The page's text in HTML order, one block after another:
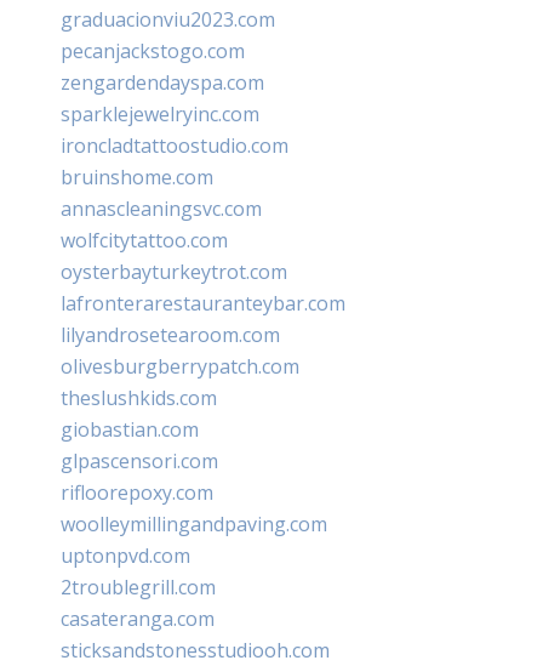
graduacionviu2023.com
pecanjackstogo.com
zengardendayspa.com
sparklejewelryinc.com
ironcladtattoostudio.com
bruinshome.com
annascleaningsvc.com
wolfcitytattoo.com
oysterbayturkeytrot.com
lafronterarestauranteybar.com
lilyandrosetearoom.com
olivesburgberrypatch.com
theslushkids.com
giobastian.com
glpascensori.com
rifloorepoxy.com
woolleymillingandpaving.com
uptonpvd.com
2troublegrill.com
casateranga.com
sticksandstonesstudiooh.com